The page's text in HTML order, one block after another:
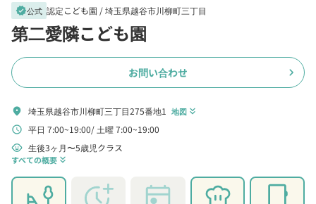
verified公式 認定こども園 /埼玉県越谷市川柳町三丁目
第二愛隣こども園
お問い合わせ chevron_right
location_on 埼玉県越谷市川柳町三丁目275番地1 地図 keyboard_double_arrow_down
schedule 平日 7:00~19:00 土曜 7:00~19:00
child_care 生後3ヶ月〜5歳児クラス
すべての概要 keyboard_double_arrow_down